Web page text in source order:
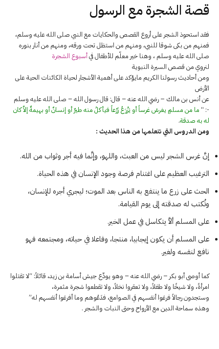
قصة الشجرة مع الرسول
فقد استحوذ الشجر على أروع القصص والحكايات مع النبي صلى الله عليه وسلم،
فمنهم من بكى شوقا للنبي، ومنهم من استظل تحت ورقه، ومنهم من أنار بنوره
صلى الله عليه وسلم ، وهنا خير معلّم للأطفال فيأسبوع الشجرة
لنروي من قصص السيرة النبوية
ومن أحاديث رسولنا الكريم مايؤكد على أهمية الأشجار لحياة الكائنات الحية على
الأرض
عن أنس بن مالك – رضي الله عنه – قال: قال رسول الله – صلى الله عليه وسلم
-: “ ما من مسلمٍ يغرسُ غرساً أو يَزْرَعُ زَرْعاً فيأكلُ منه طيرٌ أو إنسانٌ أو بهيمةٌ إلاَّ كان
له به صدقة.
ومن الدروس التي نتعلمها من هذا الحديث :
إنَّ غرس الشجر ليس من العبث، واللهو، وإنَّما فيه أجر وثواب من الله.
الترغيب العظيم على اغتنام فرصة وجود الإنسان في هذه الحياة.
الحث على زرع ما ينتفع به الناس بعد الموت؛ ليجري أجره للإنسان،
وتُكتب له صدقته إلى يوم القيامة.
على المسلم ألاَّ يتكاسل في عمل الخير.
على المسلم أن يكون إيجابيا، منتجا، وفاعلا في حياته، ومجتمعه فهو
نافع لنفسه ولغير.
كما أوصى أبو بكر – رضي الله عنه – وهو يودِّع جيش أسامة بن زيد، قائلاً: “لا تقتلوا
امرأةً، ولا شيخًا ولا طفلاً، ولا تعقروا نخلاً، ولا تقطعوا شجرة مثمرة،
وستجدون رجالاً فرغوا أنفسهم في الصوامع، فدَعُوهم وما أفرغوا أنفسهم له”
وهذه سماحة الدين مع الأرواح وحتى النبات والشجر .